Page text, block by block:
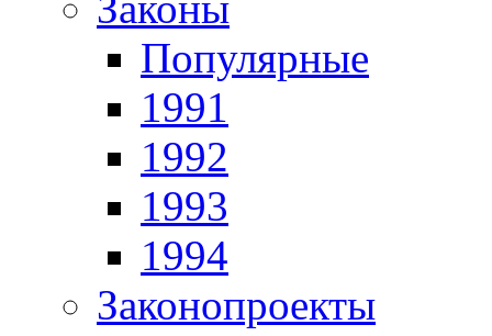
Популярные
1991
1992
1993
1994
Законопроекты